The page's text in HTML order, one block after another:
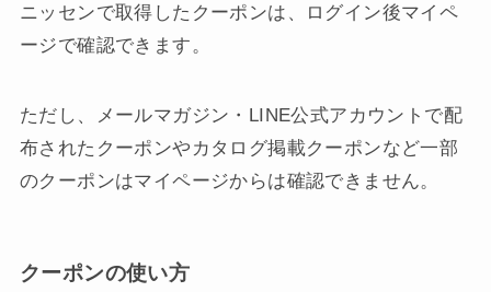
ニッセンで取得したクーポンは、ログイン後マイペ
ージで確認できます。
ただし、メールマガジン・LINE公式アカウントで配
布されたクーポンやカタログ掲載クーポンなど一部
のクーポンはマイページからは確認できません。
クーポンの使い方